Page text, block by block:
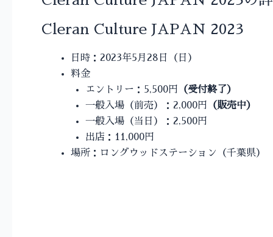
Cleran Culture JAPAN 2023
日時：2023年5月28日（日）
料金
エントリー：5,500円
（受付終了）
一般入場（前売）：2,000円
（販売中）
一般入場（当日）：2,500円
出店：11,000円
場所：ロングウッドステーション（千葉県）